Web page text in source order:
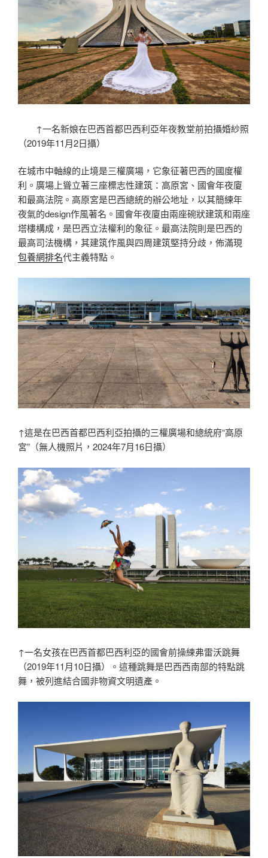
↑一名新娘在巴西首都巴西利亞年夜教堂前拍攝婚紗照
（2019年11月2日攝）
在城市中軸線的止境是三權廣場，它象征著巴西的國度權
利。廣場上聳立著三座標志性建筑：高原宮、國會年夜廈
和最高法院。高原宮是巴西總統的辦公地址，以其簡練年
夜氣的design作風著名。國會年夜廈由兩座碗狀建筑和兩座
塔樓構成，是巴西立法權利的象征。最高法院則是巴西的
最高司法機構，其建筑作風與四周建筑堅持分歧，佈滿現
包養網排名代主義特點。
↑這是在巴西首都巴西利亞拍攝的三權廣場和總統府“高原
宮”（無人機照片，2024年7月16日攝）
↑一名女孩在巴西首都巴西利亞的國會前操練弗雷沃跳舞
（2019年11月10日攝）。這種跳舞是巴西西南部的特點跳
舞，被列進結合國非物資文明遺產。